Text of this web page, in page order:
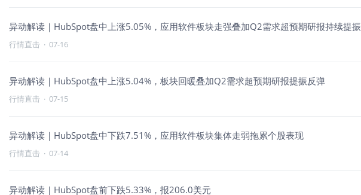
异动解读｜HubSpot盘中上涨5.05%，应用软件板块走强叠加Q2需求超预期研报持续提振
行情直击 · 07-16
异动解读｜HubSpot盘中上涨5.04%，板块回暖叠加Q2需求超预期研报提振反弹
行情直击 · 07-15
异动解读｜HubSpot盘中下跌7.51%，应用软件板块集体走弱拖累个股表现
行情直击 · 07-14
异动解读｜HubSpot盘前下跌5.33%，报206.0美元